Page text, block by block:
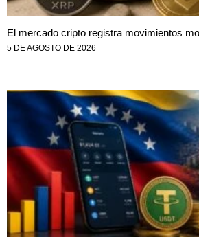
El mercado cripto registra movimientos
5 DE AGOSTO DE 2026